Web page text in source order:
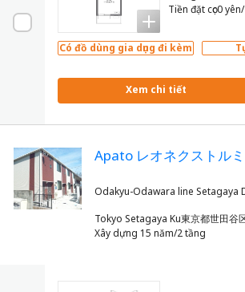
Tiền đặt cọc0
Có đồ dùng gia dụng đi kèm
Xem chi tiết
Apato レオネクストル
Tokyo Setagaya Ku東京都世田谷
Xây dựng 15 năm/2 tầng